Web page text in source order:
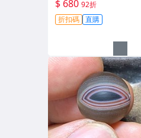
現陰 天珠 瑪瑙 古玩 二
【德寶齋】6343
$ 680 92折
折扣碼 直購